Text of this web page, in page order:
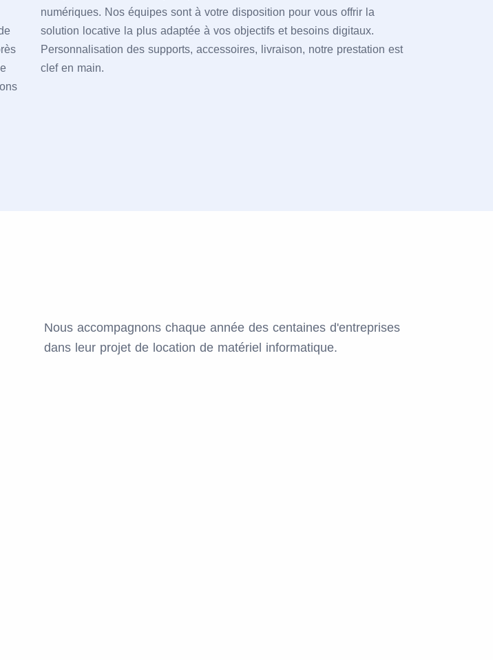
numériques. Nos équipes sont à votre disposition pour vous offrir la
solution locative la plus adaptée à vos objectifs et besoins digitaux.
Personnalisation des supports, accessoires, livraison, notre prestation est
clef en main.
Nous accompagnons chaque année des centaines d'entreprises
dans leur projet de location de matériel informatique.